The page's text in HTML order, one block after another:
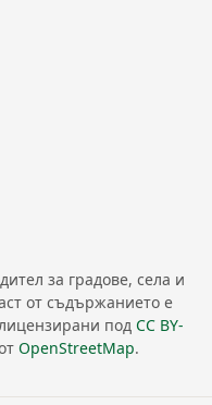
за градове, села и
от съдържанието е
под CC BY-
OpenStreetMap.